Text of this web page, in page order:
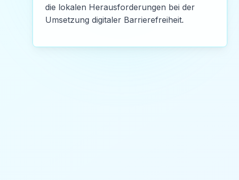
die lokalen Herausforderungen bei der
Umsetzung digitaler Barrierefreiheit.